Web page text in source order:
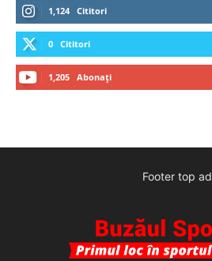
1,124 Cititori
0 Cititori
1,205 Abonați
Footer top ad